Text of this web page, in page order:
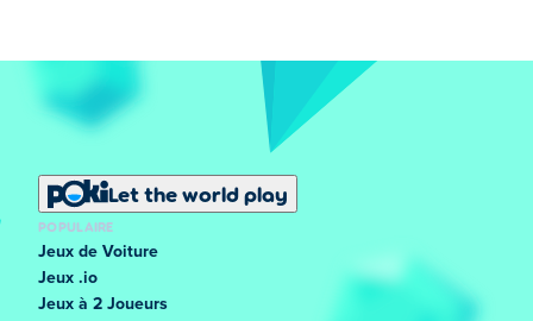
Let the world play
POPULAIRE
Jeux de Voiture
Jeux .io
Jeux à 2 Joueurs